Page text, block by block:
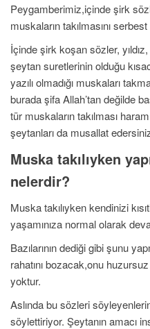
Peygamberimiz,içinde şirk
muskaların takılmasını serbest
İçinde şirk koşan sözler,
şeytan suretlerinin olduğu
yazılı olmadığı muskaları
burada şifa Allah’tan değilde
tür muskaların takılması
şeytanları da musallat
Muska takılıyken
nelerdir?
Muska takılıyken kendinizi
yaşamınıza normal olarak
Bazılarının dediği gibi şunu
rahatını bozacak,onu
yoktur.
Aslında bu sözleri
söylettiriyor. Şeytanın amacı